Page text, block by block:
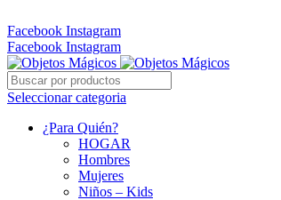
Facebook Instagram
Facebook Instagram
Seleccionar categoria
¿Para Quién?
HOGAR
Hombres
Mujeres
Niños – Kids